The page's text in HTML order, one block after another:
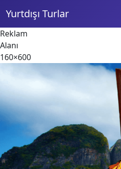
Yurtdışı Turlar
Reklam
Alanı
160×600